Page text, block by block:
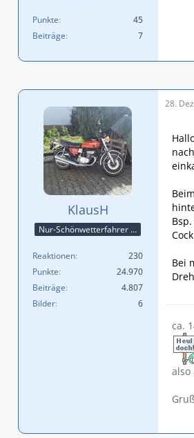
Punkte
45
Beiträge
7
KlausH
Nur-Schönwetterfahrer !!! 😎😎😎
Reaktionen
230
Punkte
24.970
Beiträge
4.807
Bilder
6
28.
Bei
ca.
also